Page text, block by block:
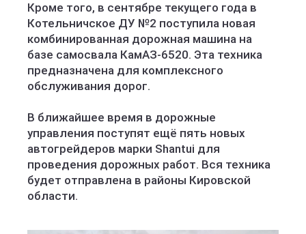
Кроме того, в сентябре текущего года в
Котельничское ДУ №2 поступила новая
комбинированная дорожная машина на
базе самосвала КамАЗ-6520. Эта техника
предназначена для комплексного
обслуживания дорог.
В ближайшее время в дорожные
управления поступят ещё пять новых
автогрейдеров марки Shantui для
проведения дорожных работ. Вся техника
будет отправлена в районы Кировской
области.